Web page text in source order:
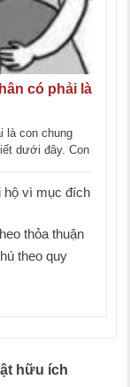
có phải là
là con chung
dưới đây. Con
hộ vì mục đích
thỏa thuận
theo quy
hữu ích